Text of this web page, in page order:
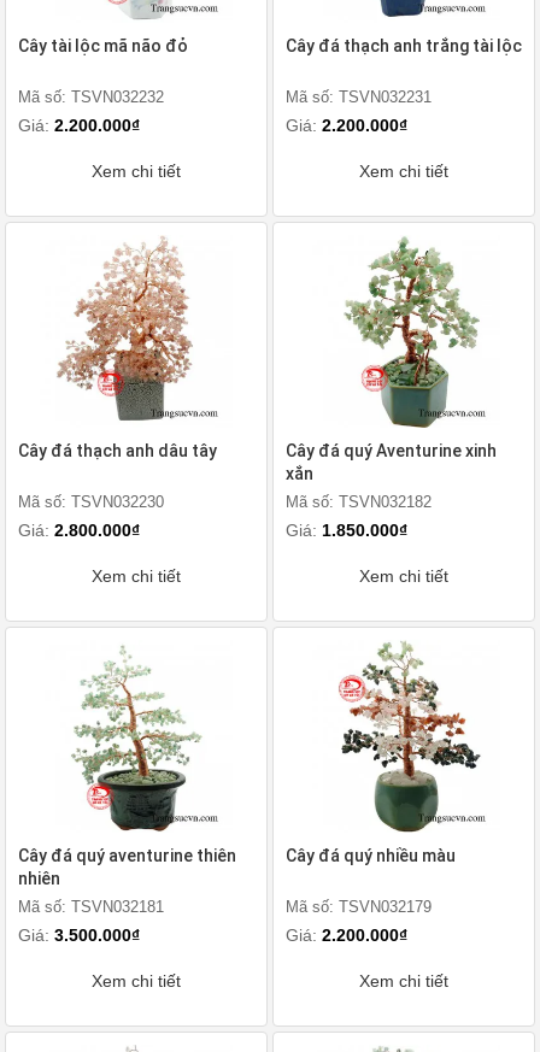
Cây tài lộc mã não đỏ
Mã số: TSVN032232
Giá: 2.200.000₫
Xem chi tiết
Cây đá thạch anh trắng tài lộc
Mã số: TSVN032231
Giá: 2.200.000₫
Xem chi tiết
Cây đá thạch anh dâu tây
Mã số: TSVN032230
Giá: 2.800.000₫
Xem chi tiết
Cây đá quý Aventurine xinh
xắn
Mã số: TSVN032182
Giá: 1.850.000₫
Xem chi tiết
Cây đá quý aventurine thiên
nhiên
Mã số: TSVN032181
Giá: 3.500.000₫
Xem chi tiết
Cây đá quý nhiều màu
Mã số: TSVN032179
Giá: 2.200.000₫
Xem chi tiết